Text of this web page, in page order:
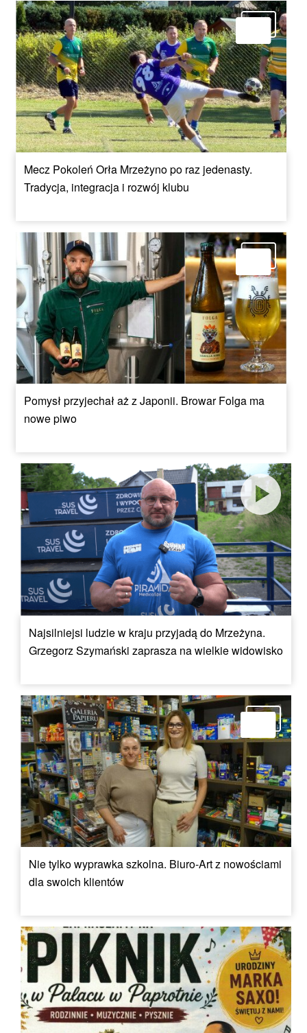
Mecz Pokoleń Orła Mrzeżyno po raz jedenasty.
Tradycja, integracja i rozwój klubu
Pomysł przyjechał aż z Japonii. Browar Folga ma
nowe piwo
Najsilniejsi ludzie w kraju przyjadą do Mrzeżyna.
Grzegorz Szymański zaprasza na wielkie widowisko
Nie tylko wyprawka szkolna. Biuro-Art z nowościami
dla swoich klientów